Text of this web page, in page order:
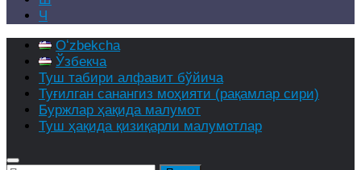
Ч
Oʻzbekcha
Ўзбекча
Туш табири алфавит бўйича
Туғилган санангиз моҳияти (рақамлар сири)
Буржлар ҳақида малумот
Туш ҳақида қизиқарли малумотлар